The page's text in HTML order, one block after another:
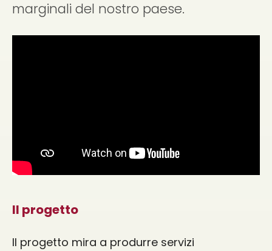
marginali del nostro paese.
Il progetto
Il progetto mira a produrre servizi